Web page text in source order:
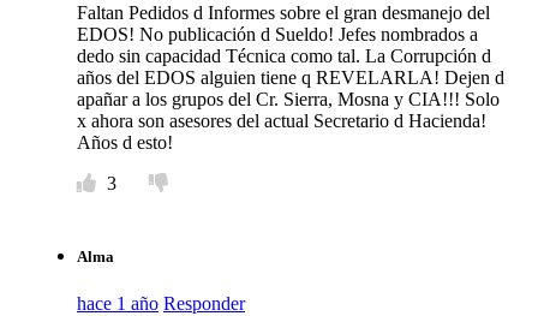
Faltan Pedidos d Informes sobre el gran desmanejo del
EDOS! No publicación d Sueldo! Jefes nombrados a
dedo sin capacidad Técnica como tal. La Corrupción d
años del EDOS alguien tiene q REVELARLA! Dejen d
apañar a los grupos del Cr. Sierra, Mosna y CIA!!! Solo
x ahora son asesores del actual Secretario d Hacienda!
Años d esto!
3
Alma
hace 1 año Responder